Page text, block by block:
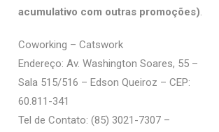
acumulativo com outras promoções).
Coworking – Catswork
Endereço: Av. Washington Soares, 55 –
Sala 515/516 – Edson Queiroz – CEP:
60.811-341
Tel de Contato: (85) 3021-7307 –